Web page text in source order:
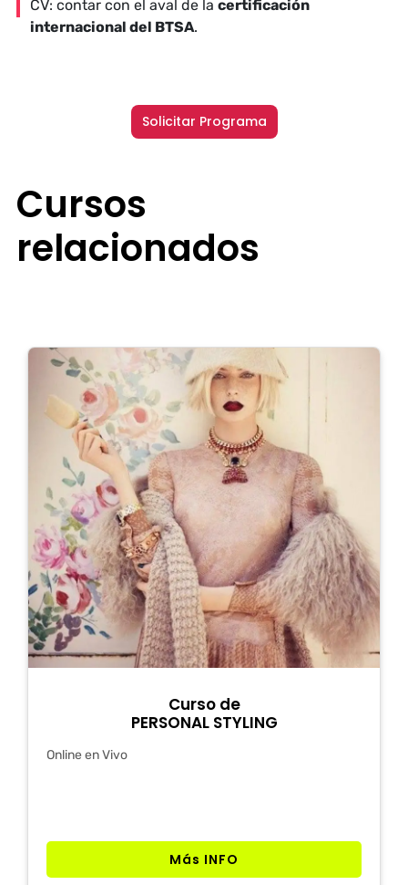
CV: contar con el aval de la certificación
internacional del BTSA.
Solicitar Programa
Cursos
relacionados
Curso de
PERSONAL STYLING
Online en Vivo
Más INFO